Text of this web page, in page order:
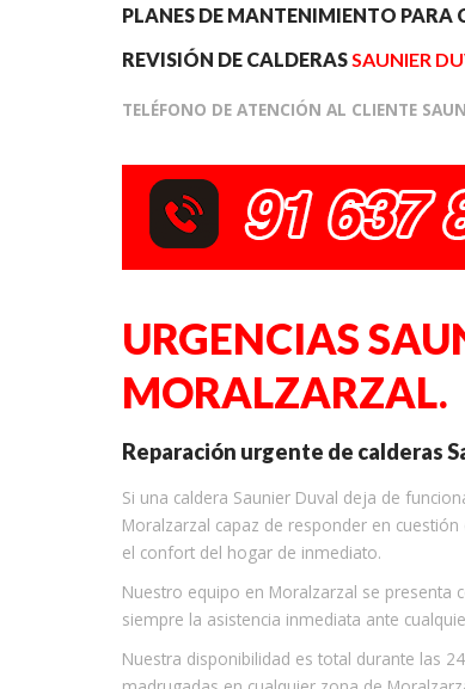
PLANES DE MANTENIMIENTO PARA
REVISIÓN DE CALDERASSAUNIER
TELÉFONO DE ATENCIÓN AL CLIENTE
URGENCIAS
MORALZARZAL.
Reparación urgente de calderas
Si una caldera Saunier Duval deja de
Moralzarzal capaz de responder en
el confort del hogar de inmediato.
Nuestro equipo en Moralzarzal se presenta
siempre la asistencia inmediata ante
Nuestra disponibilidad es total durante las